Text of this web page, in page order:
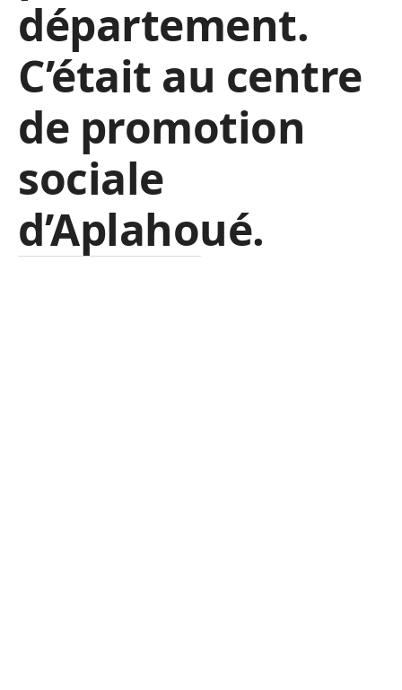
département.
C’était au centre
de promotion
sociale
d’Aplahoué.